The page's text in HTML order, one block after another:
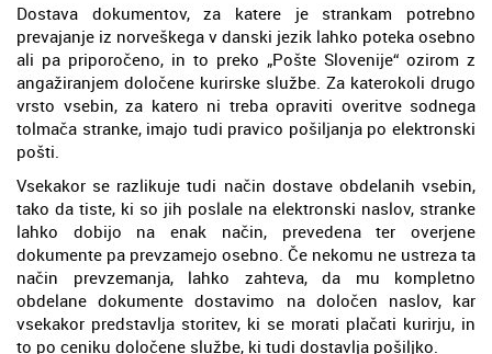
Dostava dokumentov, za katere je strankam potrebno
prevajanje iz norveškega v danski jezik lahko poteka osebno
ali pa priporočeno, in to preko „Pošte Slovenije“ ozirom z
angažiranjem določene kurirske službe. Za katerokoli drugo
vrsto vsebin, za katero ni treba opraviti overitve sodnega
tolmača stranke, imajo tudi pravico pošiljanja po elektronski
pošti.
Vsekakor se razlikuje tudi način dostave obdelanih vsebin,
tako da tiste, ki so jih poslale na elektronski naslov, stranke
lahko dobijo na enak način, prevedena ter overjene
dokumente pa prevzamejo osebno. Če nekomu ne ustreza ta
način prevzemanja, lahko zahteva, da mu kompletno
obdelane dokumente dostavimo na določen naslov, kar
vsekakor predstavlja storitev, ki se morati plačati kurirju, in
to po ceniku določene službe, ki tudi dostavlja pošiljko.